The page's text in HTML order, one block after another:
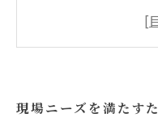
注意すべきポイ
現場ニーズを満たす